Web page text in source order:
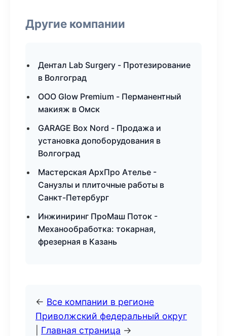
Другие компании
Дентал Lab Surgery - Протезирование
в Волгоград
ООО Glow Premium - Перманентный
макияж в Омск
GARAGE Box Nord - Продажа и
установка допоборудования в
Волгоград
Мастерская АрхПро Ателье -
Санузлы и плиточные работы в
Санкт-Петербург
Инжиниринг ПроМаш Поток -
Механообработка: токарная,
фрезерная в Казань
← Все компании в регионе
Приволжский федеральный округ
Главная страница →